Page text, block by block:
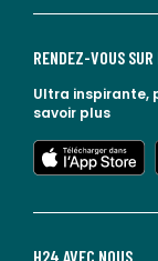
H24 AVEC NOUS
RENDEZ-VOUS SUR
Ultra inspirante,
savoir plus
lien vers l'app store